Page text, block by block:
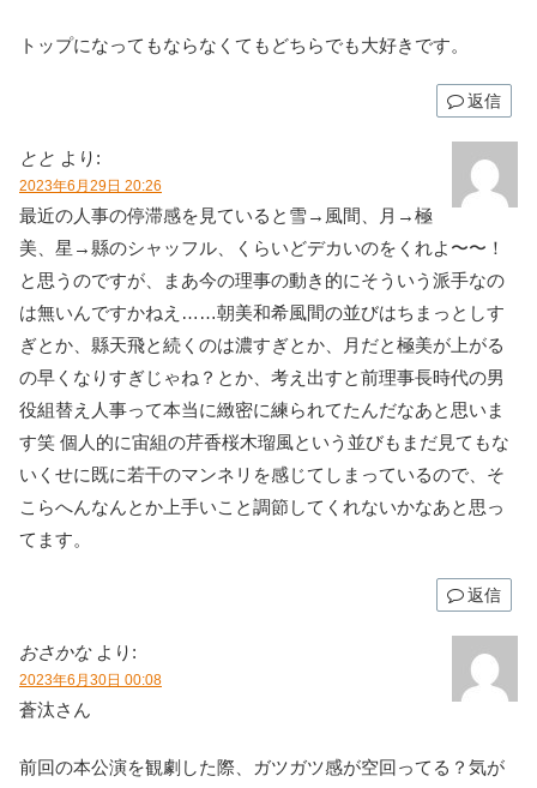
トップになってもならなくてもどちらでも大好きです。
返信
とと より:
2023年6月29日 20:26
最近の人事の停滞感を見ていると雪→風間、月→極
美、星→縣のシャッフル、くらいどデカいのをくれよ〜〜！
と思うのですが、まあ今の理事の動き的にそういう派手なの
は無いんですかねえ……朝美和希風間の並びはちまっとしす
ぎとか、縣天飛と続くのは濃すぎとか、月だと極美が上がる
の早くなりすぎじゃね？とか、考え出すと前理事長時代の男
役組替え人事って本当に緻密に練られてたんだなあと思いま
す笑 個人的に宙組の芹香桜木瑠風という並びもまだ見てもな
いくせに既に若干のマンネリを感じてしまっているので、そ
こらへんなんとか上手いこと調節してくれないかなあと思っ
てます。
返信
おさかな より:
2023年6月30日 00:08
蒼汰さん
前回の本公演を観劇した際、ガツガツ感が空回ってる？気が